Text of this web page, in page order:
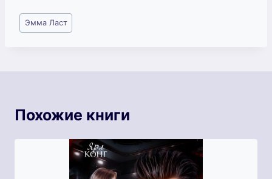
Метки
записи:
Эмма Ласт
Похожие книги